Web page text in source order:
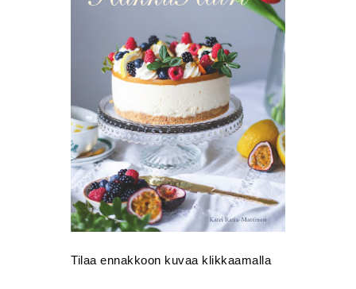
Tilaa ennakkoon kuvaa klikkaamalla